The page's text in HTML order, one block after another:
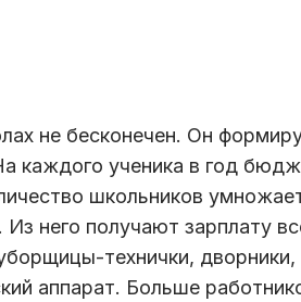
не бесконечен. Он
каждого ученика в год
школьников
него получают зарплату
технички, дворники,
аппарат. Больше